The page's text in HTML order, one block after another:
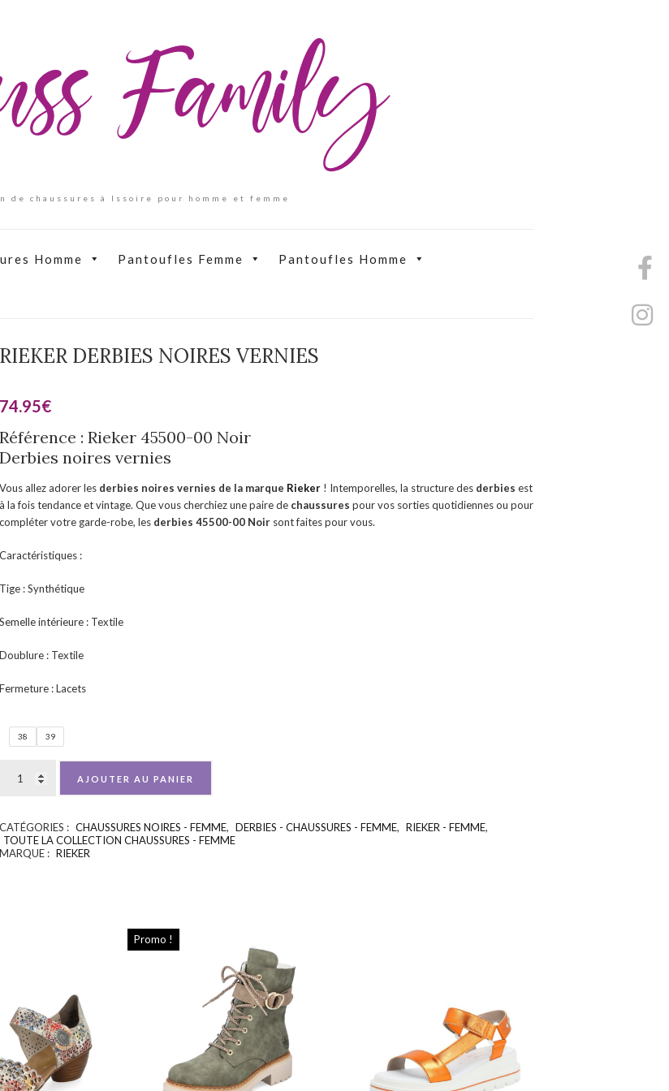
Family
de chaussures à Issoire pour homme et femme
Homme Pantoufles Femme Pantoufles Homme
RIEKER DERBIES NOIRES VERNIES
74.95€
Référence : Rieker 45500-00 Noir
Derbies noires vernies
Vous allez adorer les derbies noires vernies de la marque Rieker! Intemporelles, la structure des derbies est
à la fois tendance et vintage. Que vous cherchiez une paire de chaussures pour vos sorties quotidiennes ou pour
compléter votre garde-robe, les derbies 45500-00 Noir sont faites pour vous.
Caractéristiques :
Tige : Synthétique
Semelle intérieure : Textile
Doublure : Textile
Fermeture : Lacets
38 39
AJOUTER AU PANIER
CATÉGORIES : CHAUSSURES NOIRES - FEMME, DERBIES - CHAUSSURES - FEMME, RIEKER - FEMME,
TOUTE LA COLLECTION CHAUSSURES - FEMME
MARQUE : RIEKER
Promo !